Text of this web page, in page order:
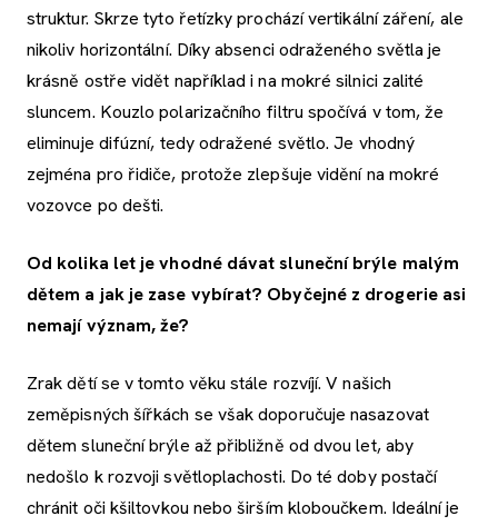
struktur. Skrze tyto řetízky prochází vertikální záření, ale
nikoliv horizontální. Díky absenci odraženého světla je
krásně ostře vidět například i na mokré silnici zalité
sluncem. Kouzlo polarizačního filtru spočívá v tom, že
eliminuje difúzní, tedy odražené světlo. Je vhodný
zejména pro řidiče, protože zlepšuje vidění na mokré
vozovce po dešti.
Od kolika let je vhodné dávat sluneční brýle malým
dětem a jak je zase vybírat? Obyčejné z drogerie asi
nemají význam, že?
Zrak dětí se v tomto věku stále rozvíjí. V našich
zeměpisných šířkách se však doporučuje nasazovat
dětem sluneční brýle až přibližně od dvou let, aby
nedošlo k rozvoji světloplachosti. Do té doby postačí
chránit oči kšiltovkou nebo širším kloboučkem. Ideální je